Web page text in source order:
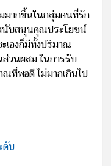
มากขึ้นในกลุ่มคนที่รัก
นับสนุนคุณประโยชน์
เองก็มีทั้งปริมาณ
วนผสม ในการรับ
ที่พอดี ไม่มากเกินไป
ดับ